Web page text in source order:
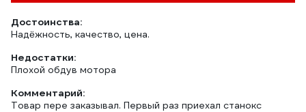
Достоинства:
Надëжность, качество, цена.
Недостатки:
Плохой обдув мотора
Комментарий:
Товар пере заказывал. Первый раз приехал станокс